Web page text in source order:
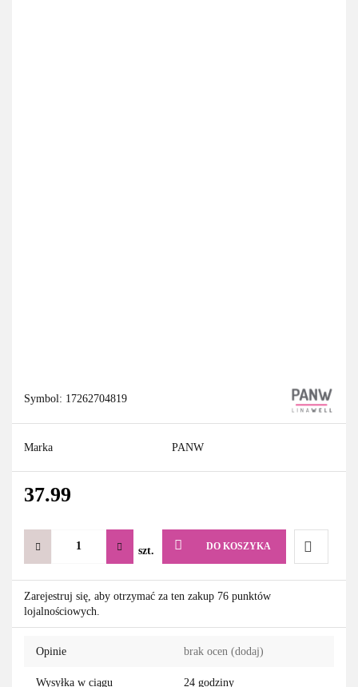
Symbol: 17262704819
Marka PANW
37.99
szt. DO KOSZYKA
Do
Zarejestruj się, aby otrzymać za ten zakup 76 punktów
lojalnościowych.
Opinie brak ocen (dodaj)
Wysyłka w ciągu 24 godziny